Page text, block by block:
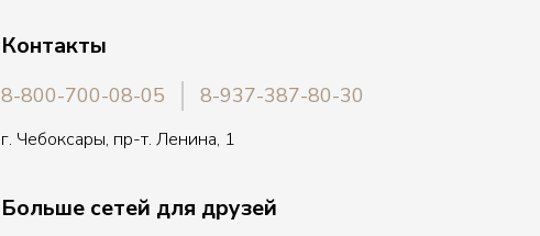
Контакты
8-800-700-08-05 8-937-387-80-30
г. Чебоксары, пр-т. Ленина, 1
Больше сетей для друзей